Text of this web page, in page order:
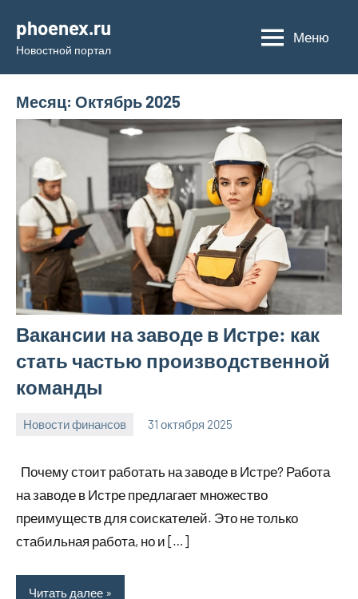
содержимому
phoenex.ru
Новостной портал
Меню
Месяц: Октябрь 2025
Вакансии на заводе в Истре: как
стать частью производственной
команды
Новости финансов 31 октября 2025
Почему стоит работать на заводе в Истре? Работа
на заводе в Истре предлагает множество
преимуществ для соискателей. Это не только
стабильная работа, но и […]
Читать далее